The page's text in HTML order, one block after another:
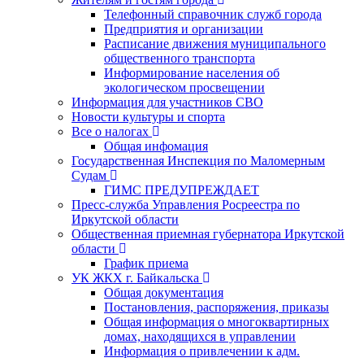
Телефонный справочник служб города
Предприятия и организации
Расписание движения муниципального
общественного транспорта
Информирование населения об
экологическом просвещении
Информация для участников СВО
Новости культуры и спорта
Все о налогах
Общая инфомация
Государственная Инспекция по Маломерным
Судам
ГИМС ПРЕДУПРЕЖДАЕТ
Пресс-служба Управления Росреестра по
Иркутской области
Общественная приемная губернатора Иркутской
области
График приема
УК ЖКХ г. Байкальска
Общая документация
Постановления, распоряжения, приказы
Общая информация о многоквартирных
домах, находящихся в управлении
Информация о привлечении к адм.